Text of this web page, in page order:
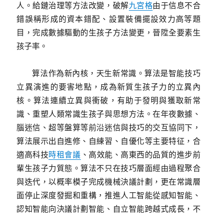
人。給鏈治理等方法改變，破解九宮格由于信息不合
錯誤稱形成的資本錯配、設置裝備擺設效力高等題
目，完成數據驅動的生孩子方法變更，晉陞全要素生
孩子率。
算法作為新內核，天生新常識。算法是智能技巧
立異演進的要害地點，成為新質生孩子力的立異內
核。算法連續立異與衝破，有助于發明與獲取新常
識、重塑人類常識生孩子與思想方法。在年夜數據、
腦迷信、超等盤算等前沿迷信與技巧的交互協同下，
算法展示出自進修、自練習、自優化等主要特征，合
適高科技時租會議 、高效能、高東西的品質的進步前
輩生孩子力質態。算法不只在技巧層面經由過程聚合
與迭代，以概率模子完成機械決議計劃，更在常識層
面停止深度發掘和重構，推進人工智能從感知智能、
認知智能向決議計劃智能、自立智能跨越式成長，不